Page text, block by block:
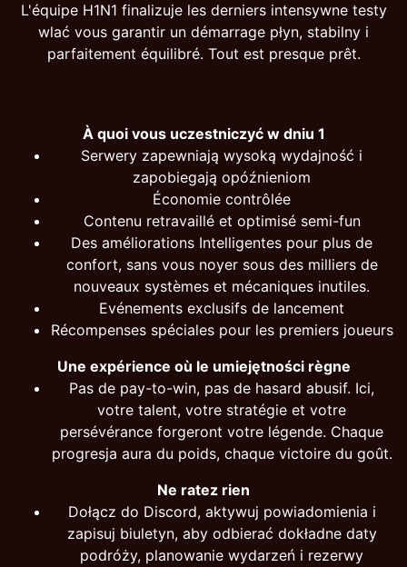
L'équipe H1N1 finalizuje les derniers intensywne testy
wlać vous garantir un démarrage płyn, stabilny i
parfaitement équilibré. Tout est presque prêt.
À quoi vous uczestniczyć w dniu 1
Serwery zapewniają wysoką wydajność i
zapobiegają opóźnieniom
Économie contrôlée
Contenu retravaillé et optimisé semi-fun
Des améliorations Intelligentes pour plus de
confort, sans vous noyer sous des milliers de
nouveaux systèmes et mécaniques inutiles.
Evénements exclusifs de lancement
Récompenses spéciales pour les premiers joueurs
Une expérience où le umiejętności règne
Pas de pay-to-win, pas de hasard abusif. Ici,
votre talent, votre stratégie et votre
persévérance forgeront votre légende. Chaque
progresja aura du poids, chaque victoire du goût.
Ne ratez rien
Dołącz do Discord, aktywuj powiadomienia i
zapisuj biuletyn, aby odbierać dokładne daty
podróży, planowanie wydarzeń i rezerwy